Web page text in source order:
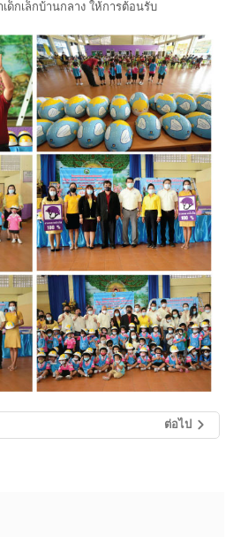
ด็กเล็กบ้านกลาง ให้การต้อนรับ
ต่อไป